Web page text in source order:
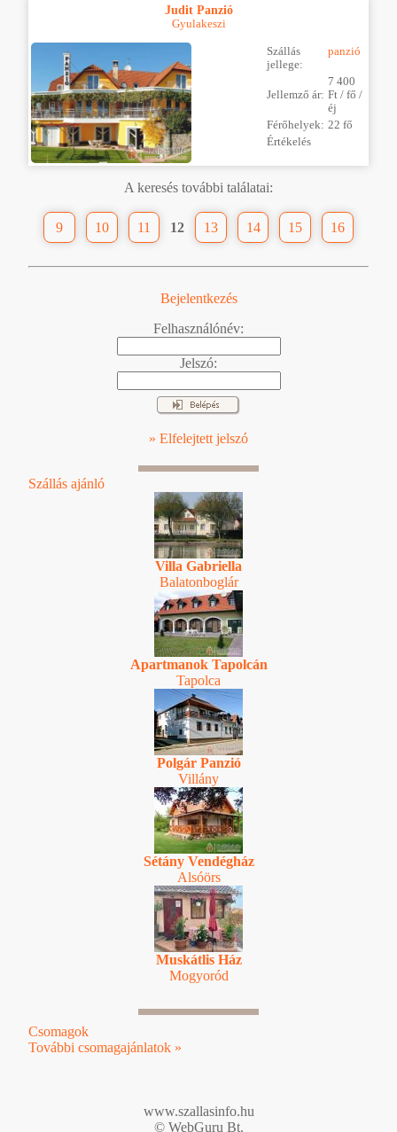
Judit Panzió
Gyulakeszi
Szállás
jellege:
panzió
Jellemző ár:
7 400
Ft / fő /
éj
Férőhelyek: 22 fő
Értékelés
A keresés további találatai:
9 10 11 12 13 14 15 16
Bejelentkezés
Felhasználónév:
Jelszó:
» Elfelejtett jelszó
Szállás ajánló
Villa Gabriella
Balatonboglár
Apartmanok Tapolcán
Tapolca
Polgár Panzió
Villány
Sétány Vendégház
Alsóörs
Muskátlis Ház
Mogyoród
Csomagok
További csomagajánlatok »
www.szallasinfo.hu
© WebGuru Bt.